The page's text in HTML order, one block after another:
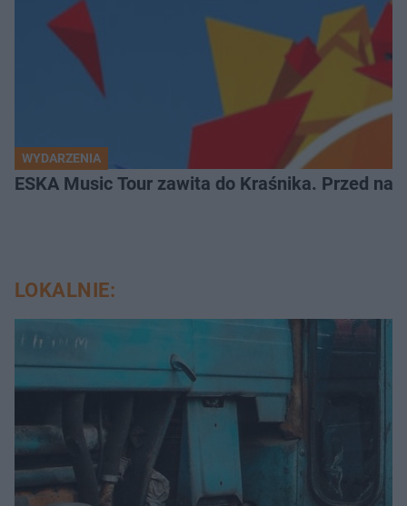
WYDARZENIA
ESKA Music Tour zawita do Kraśnika. Przed
LOKALNIE: